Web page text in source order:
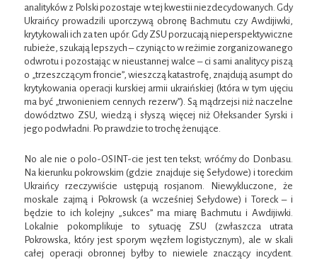
analityków z Polski pozostaje w tej kwestii niezdecydowanych. Gdy
Ukraińcy prowadzili uporczywą obronę Bachmutu czy Awdijiwki,
krytykowali ich za ten upór. Gdy ZSU porzucają nieperspektywiczne
rubieże, szukają lepszych – czyniąc to w reżimie zorganizowanego
odwrotu i pozostając w nieustannej walce – ci sami analitycy piszą
o „trzeszczącym froncie”, wieszczą katastrofę, znajdują asumpt do
krytykowania operacji kurskiej armii ukraińskiej (która w tym ujęciu
ma być „trwonieniem cennych rezerw”). Są mądrzejsi niż naczelne
dowództwo ZSU, wiedzą i słyszą więcej niż Ołeksander Syrski i
jego podwładni. Po prawdzie to trochę żenujące.
No ale nie o polo-OSINT-cie jest ten tekst; wróćmy do Donbasu.
Na kierunku pokrowskim (gdzie znajduje się Sełydowe) i toreckim
Ukraińcy rzeczywiście ustępują rosjanom. Niewykluczone, że
moskale zajmą i Pokrowsk (a wcześniej Sełydowe) i Toreck – i
będzie to ich kolejny „sukces” ma miarę Bachmutu i Awdijiwki.
Lokalnie pokomplikuje to sytuację ZSU (zwłaszcza utrata
Pokrowska, który jest sporym węzłem logistycznym), ale w skali
całej operacji obronnej byłby to niewiele znaczący incydent.